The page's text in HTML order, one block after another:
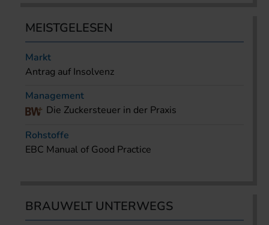
MEISTGELESEN
Markt
Antrag auf Insolvenz
Management
Die Zuckersteuer in der Praxis
Rohstoffe
EBC Manual of Good Practice
BRAUWELT UNTERWEGS